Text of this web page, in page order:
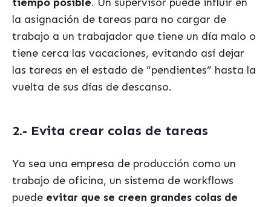
la asignación de tareas para no cargar de
trabajo a un trabajador que tiene un día malo o
tiene cerca las vacaciones, evitando así dejar
las tareas en el estado de “pendientes” hasta la
vuelta de sus días de descanso.
2.- Evita crear colas de tareas
Ya sea una empresa de producción como un
trabajo de oficina, un sistema de workflows
puede evitar que se creen grandes colas de